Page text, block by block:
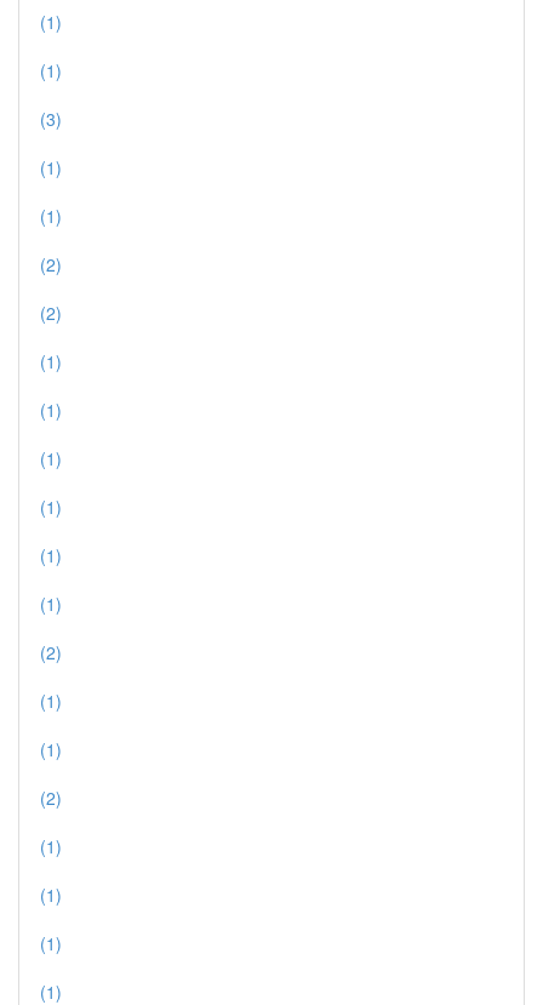
(1)
(1)
(3)
(1)
(1)
(2)
(2)
(1)
(1)
(1)
(1)
(1)
(1)
(2)
(1)
(1)
(2)
(1)
(1)
(1)
(1)